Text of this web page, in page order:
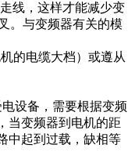
线，这样才能减少变
。与变频器有关的模
的电缆大档）或遵从
设备，需要根据变频
当变频器到电机的距
中起到过载，缺相等